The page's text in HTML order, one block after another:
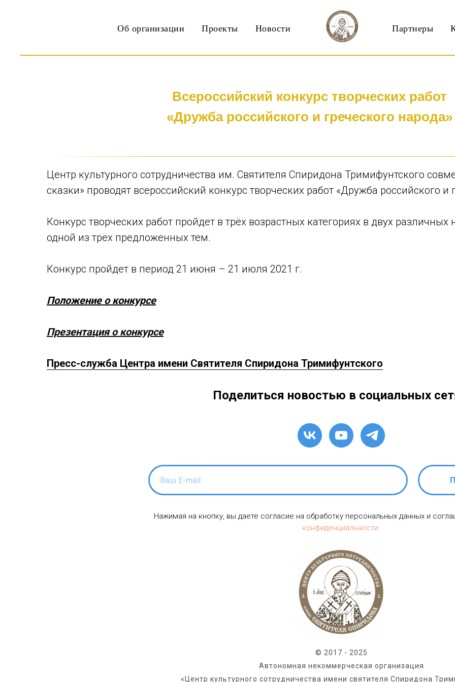
Об организации Проекты Новости Партнеры
Всероссийский конкурс творческих работ
«Дружба российского и греческого народа»
Центр культурного сотрудничества им. Святителя Спиридона Тримифунтского
сказки» проводят всероссийский конкурс творческих работ «Дружба российского и
Конкурс творческих работ пройдет в трёх возрастных категориях в двух
одной из трёх предложенных тем.
Конкурс пройдет в период 21 июня – 21 июля 2021 г.
Положение о конкурсе
Презентация о конкурсе
Пресс-служба Центра имени Святителя Спиридона Тримифунтского
Поделиться новостью в социальных
Нажимая на кнопку, вы даете согласие на обработку персональных данных и
конфиденциальности.
© 2017 - 2025
Автономная некоммерческая организация
«Центр культурного сотрудничества имени святителя Спиридона